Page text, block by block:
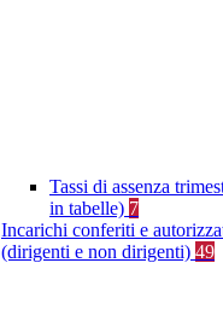
Tassi di assenza
in tabelle) 7
Incarichi conferiti e
(dirigenti e non dirigenti) 49